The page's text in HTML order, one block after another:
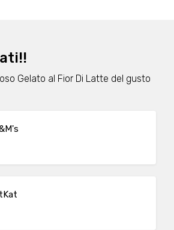
Gelato al Fior Di Latte del gusto